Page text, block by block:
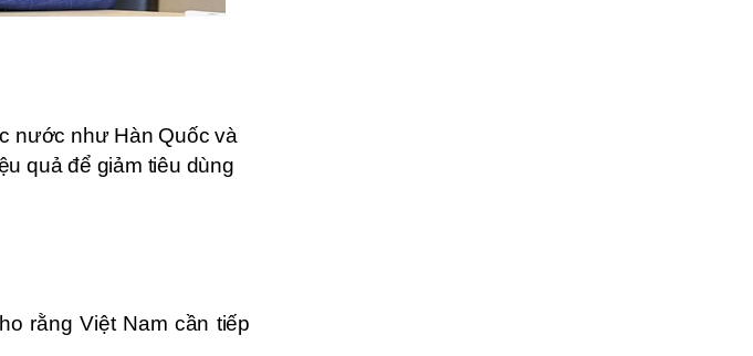
nước như Hàn Quốc và
quả để giảm tiêu dùng
rằng Việt Nam cần tiếp